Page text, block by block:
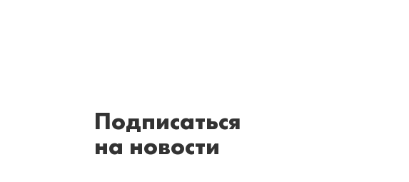
Подписаться
на новости